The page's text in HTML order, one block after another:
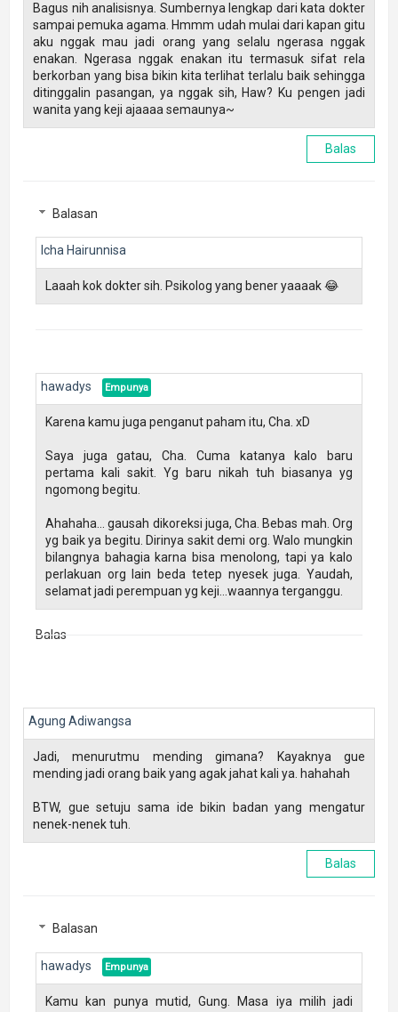
Bagus nih analisisnya. Sumbernya lengkap dari kata dokter
sampai pemuka agama. Hmmm udah mulai dari kapan gitu
aku nggak mau jadi orang yang selalu ngerasa nggak
enakan. Ngerasa nggak enakan itu termasuk sifat rela
berkorban yang bisa bikin kita terlihat terlalu baik sehingga
ditinggalin pasangan, ya nggak sih, Haw? Ku pengen jadi
wanita yang keji ajaaaa semaunya~
Balas
Balasan
Icha Hairunnisa
Laaah kok dokter sih. Psikolog yang bener yaaaak 😂
hawadys
Karena kamu juga penganut paham itu, Cha. xD
Saya juga gatau, Cha. Cuma katanya kalo baru
pertama kali sakit. Yg baru nikah tuh biasanya yg
ngomong begitu.
Ahahaha... gausah dikoreksi juga, Cha. Bebas mah. Org
yg baik ya begitu. Dirinya sakit demi org. Walo mungkin
bilangnya bahagia karna bisa menolong, tapi ya kalo
perlakuan org lain beda tetep nyesek juga. Yaudah,
selamat jadi perempuan yg keji...waannya terganggu.
Balas
Agung Adiwangsa
Jadi, menurutmu mending gimana? Kayaknya gue
mending jadi orang baik yang agak jahat kali ya. hahahah
BTW, gue setuju sama ide bikin badan yang mengatur
nenek-nenek tuh.
Balas
Balasan
hawadys
Kamu kan punya mutid, Gung. Masa iya milih jadi